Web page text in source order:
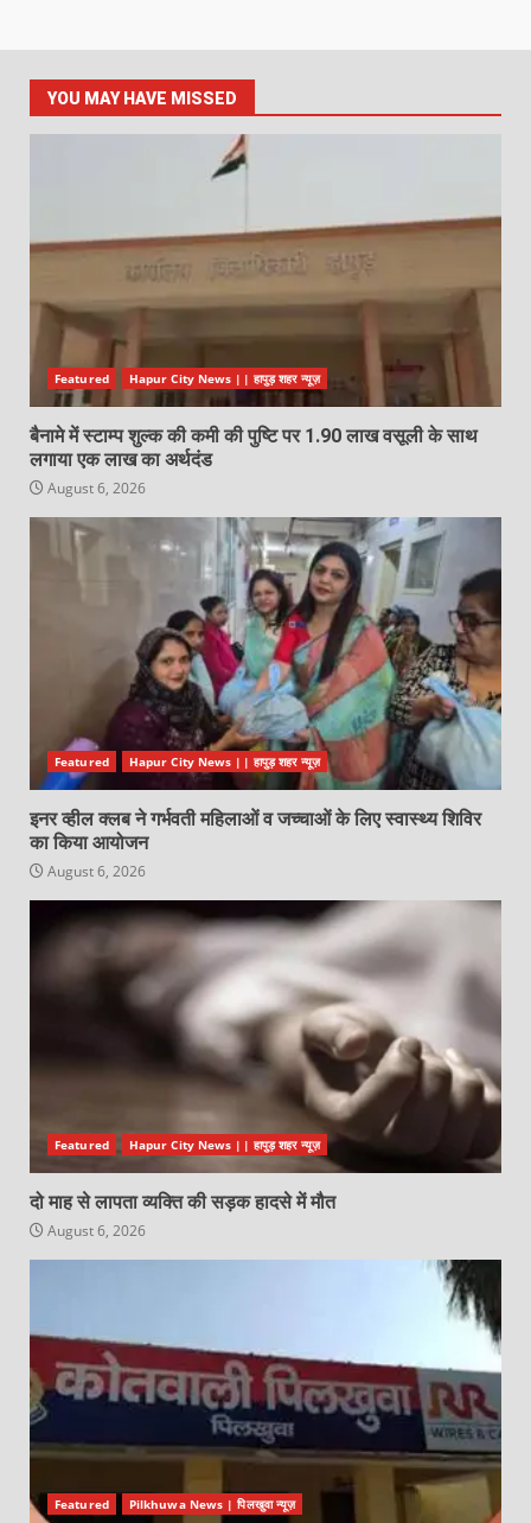
YOU MAY HAVE MISSED
Featured Hapur City News || हापुड़ शहर न्यूज़
बैनामे में स्टाम्प शुल्क की कमी की पुष्टि पर 1.90 लाख वसूली के साथ
लगाया एक लाख का अर्थदंड
August 6, 2026
Featured Hapur City News || हापुड़ शहर न्यूज़
इनर व्हील क्लब ने गर्भवती महिलाओं व जच्चाओं के लिए स्वास्थ्य शिविर
का किया आयोजन
August 6, 2026
Featured Hapur City News || हापुड़ शहर न्यूज़
दो माह से लापता व्यक्ति की सड़क हादसे में मौत
August 6, 2026
Featured Pilkhuwa News | पिलखुवा न्यूज़